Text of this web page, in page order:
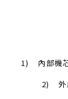
1) 內部機
2) 外